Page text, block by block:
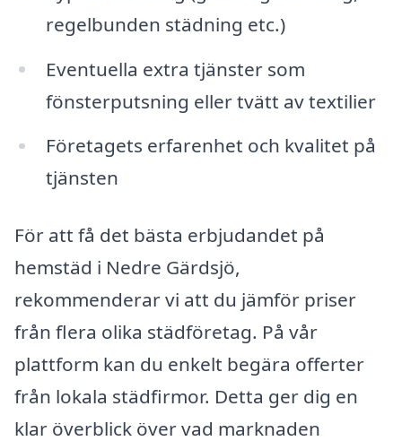
regelbunden städning etc.)
Eventuella extra tjänster som
fönsterputsning eller tvätt av textilier
Företagets erfarenhet och kvalitet på
tjänsten
För att få det bästa erbjudandet på
hemstäd i Nedre Gärdsjö,
rekommenderar vi att du jämför priser
från flera olika städföretag. På vår
plattform kan du enkelt begära offerter
från lokala städfirmor. Detta ger dig en
klar överblick över vad marknaden